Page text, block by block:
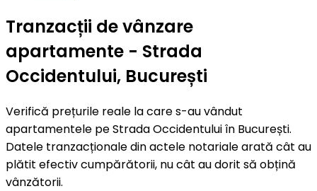
Tranzacții de vânzare
apartamente - Strada
Occidentului, București
Verifică prețurile reale la care s-au vândut
apartamentele pe Strada Occidentului în București.
Datele tranzacționale din actele notariale arată cât au
plătit efectiv cumpărătorii, nu cât au dorit să obțină
vânzătorii.